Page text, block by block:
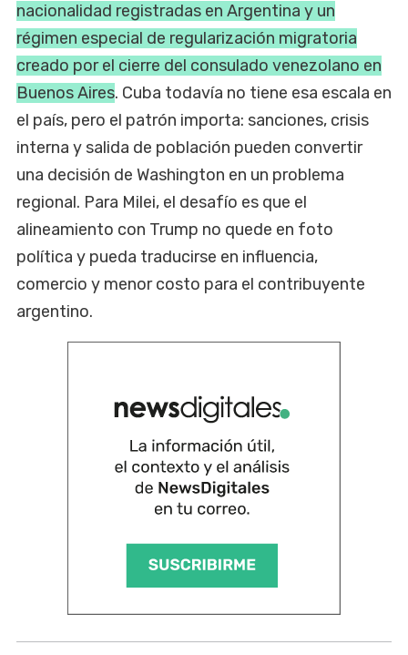
nacionalidad registradas en Argentina y un
régimen especial de regularización migratoria
creado por el cierre del consulado venezolano en
Buenos Aires. Cuba todavía no tiene esa escala en
el país, pero el patrón importa: sanciones, crisis
interna y salida de población pueden convertir
una decisión de Washington en un problema
regional. Para Milei, el desafío es que el
alineamiento con Trump no quede en foto
política y pueda traducirse en influencia,
comercio y menor costo para el contribuyente
argentino.